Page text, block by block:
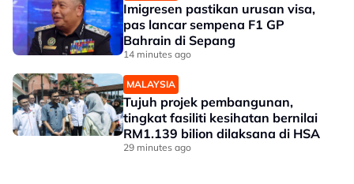
Imigresen pastikan urusan visa,
pas lancar sempena F1 GP
Bahrain di Sepang
14 minutes ago
MALAYSIA
Tujuh projek pembangunan,
tingkat fasiliti kesihatan bernilai
RM1.139 bilion dilaksana di HSA
29 minutes ago